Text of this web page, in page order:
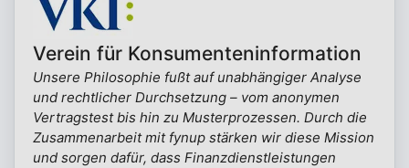
Verein für Konsumenteninformation
Unsere Philosophie fußt auf unabhängiger Analyse
und rechtlicher Durchsetzung – vom anonymen
Vertragstest bis hin zu Musterprozessen. Durch die
Zusammenarbeit mit fynup stärken wir diese Mission
und sorgen dafür, dass Finanzdienstleistungen